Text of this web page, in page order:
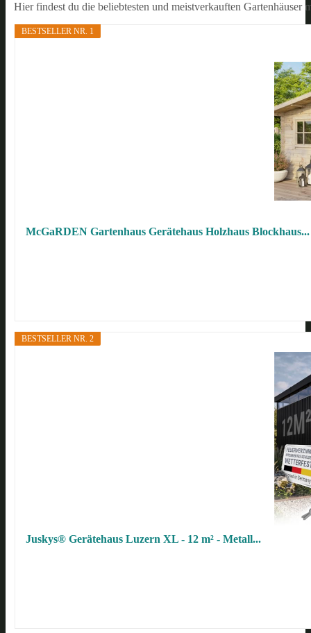
Hier findest du die beliebtesten und meistverkauften
BESTSELLER NR. 1
McGaRDEN Gartenhaus Gerätehaus Holzhaus Blockhaus...
BESTSELLER NR. 2
Juskys® Gerätehaus Luzern XL - 12 m² - Metall...